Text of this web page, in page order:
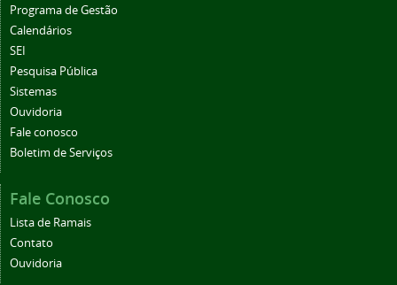
Programa de Gestão
Calendários
SEI
Pesquisa Pública
Sistemas
Ouvidoria
Fale conosco
Boletim de Serviços
Fale Conosco
Lista de Ramais
Contato
Ouvidoria